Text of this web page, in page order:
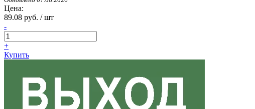
Цена:
89.08 руб. / шт
-
+
Купить